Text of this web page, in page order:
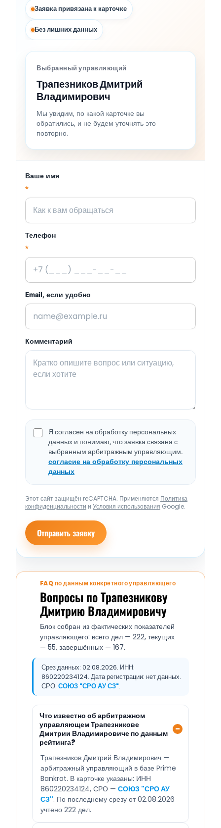
Заявка привязана к карточке
Без лишних данных
Выбранный управляющий
Трапезников Дмитрий
Владимирович
Мы увидим, по какой карточке вы
обратились, и не будем уточнять это
повторно.
Ваше имя
*
Телефон
*
Email, если удобно
Комментарий
Я согласен на обработку персональных
данных и понимаю, что заявка связана с
выбранным арбитражным управляющим.
согласие на обработку персональных
данных
Этот сайт защищён reCAPTCHA. Применяются Политика
конфиденциальности и Условия использования Google.
Отправить заявку
FAQ по данным конкретного управляющего
Вопросы по Трапезникову
Дмитрию Владимировичу
Блок собран из фактических показателей
управляющего: всего дел — 222, текущих
— 55, завершённых — 167.
Срез данных: 02.08.2026. ИНН:
860220234124. Дата регистрации: нет данных.
СРО: СОЮЗ "СРО АУ СЗ".
Что известно об арбитражном
управляющем Трапезникове
Дмитрии Владимировиче по данным
рейтинга?
Трапезников Дмитрий Владимирович —
арбитражный управляющий в базе Prime
Bankrot. В карточке указаны: ИНН
860220234124, СРО — СОЮЗ "СРО АУ
СЗ". По последнему срезу от 02.08.2026
учтено 222 дел.